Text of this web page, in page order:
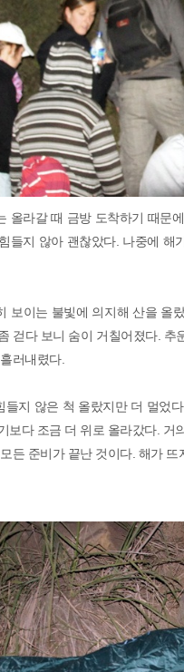
올라갈 때 금방 도착하기 때문
들지 않아 괜찮았다. 나중에
보이는 불빛에 의지해 산을 올
걷다 보니 숨이 거칠어졌다.
러내렸다.
들지 않은 척 올랐지만 더 멀었
보다 조금 더 위로 올라갔다.
든 준비가 끝난 것이다. 해가